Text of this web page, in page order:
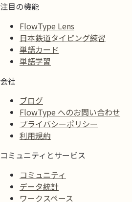
注目の機能
FlowType Lens
日本鉄道タイピング練習
単語カード
単語学習
会社
ブログ
FlowType へのお問い合わせ
プライバシーポリシー
利用規約
コミュニティとサービス
コミュニティ
データ統計
ワークスペース